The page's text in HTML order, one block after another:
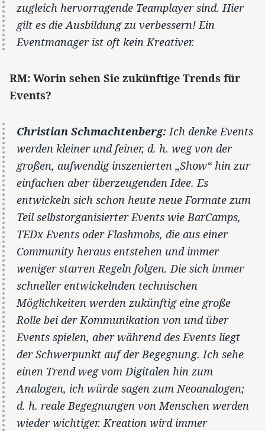
zugleich hervorragende Teamplayer sind. Hier
gilt es die Ausbildung zu verbessern! Ein
Eventmanager ist oft kein Kreativer.
RM: Worin sehen Sie zukünftige Trends für
Events?
Christian Schmachtenberg:Ich denke Events
werden kleiner und feiner, d. h. weg von der
großen, aufwendig inszenierten „Show“ hin zur
einfachen aber überzeugenden Idee. Es
entwickeln sich schon heute neue Formate zum
Teil selbstorganisierter Events wie BarCamps,
TEDx Events oder Flashmobs, die aus einer
Community heraus entstehen und immer
weniger starren Regeln folgen. Die sich immer
schneller entwickelnden technischen
Möglichkeiten werden zukünftig eine große
Rolle bei der Kommunikation von und über
Events spielen, aber während des Events liegt
der Schwerpunkt auf der Begegnung. Ich sehe
einen Trend weg vom Digitalen hin zum
Analogen, ich würde sagen zum Neoanalogen;
d. h. reale Begegnungen von Menschen werden
wieder wichtiger. Kreation wird immer